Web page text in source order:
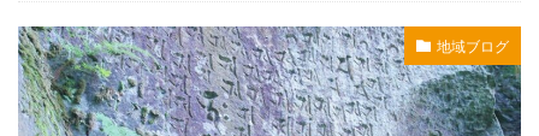
地域ブログ